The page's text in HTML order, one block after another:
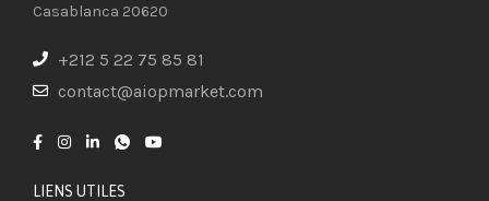
Casablanca 20620
+212 5 22 75 85 81
contact@aiopmarket.com
LIENS UTILES